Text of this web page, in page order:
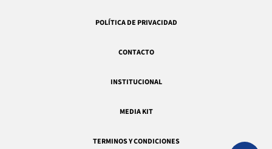
POLÍTICA DE PRIVACIDAD
CONTACTO
INSTITUCIONAL
MEDIA KIT
TERMINOS Y CONDICIONES